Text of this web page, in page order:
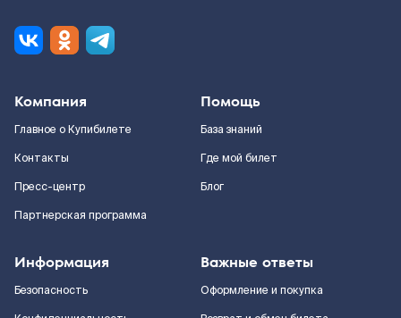
Компания
Главное о Купибилете
Контакты
Пресс-центр
Партнерская программа
Помощь
База знаний
Где мой билет
Блог
Информация
Безопасность
Важные ответы
Оформление и покупка